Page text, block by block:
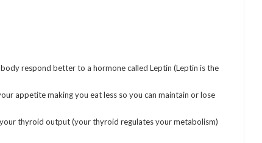
respond better to a hormone called Leptin (Leptin is the
appetite making you eat less so you can maintain or lose
thyroid output (your thyroid regulates your metabolism)